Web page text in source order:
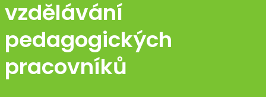
vzdělávání
pedagogických
pracovníků